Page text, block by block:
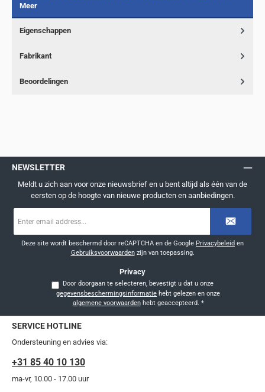
Meer
Eigenschappen
Fabrikant
Beoordelingen
NEWSLETTER
Meldt u zich aan voor onze nieuwsbrief en u bent altijd als één van de
eersten op de hoogte van nieuwe producten en aanbiedingen.
mailadres
Deze site wordt beschermd door reCAPTCHA en de Google Privacybeleid en
Gebruiksvoorwaardenzijn van toepassing.
Privacy
Door doorgaan te selecteren, bevestigt u dat u onze
gegevensbeschermingsinformatie
algemene voorwaardenhebt geaccepteerd. *
SERVICE HOTLINE
Ondersteuning en advies via:
+31 85 40 10 130
ma-vr, 10.00 - 17.00 uur